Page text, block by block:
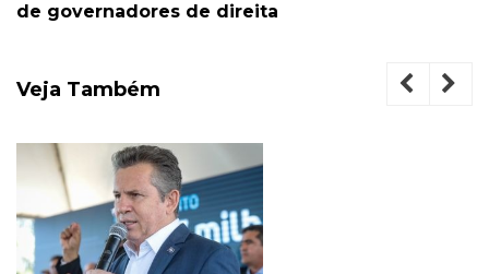
de governadores de direita
Veja Também